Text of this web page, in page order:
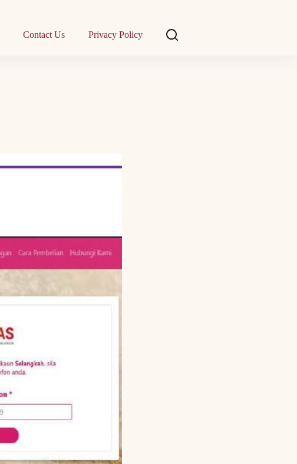
Contact Us Privacy Policy